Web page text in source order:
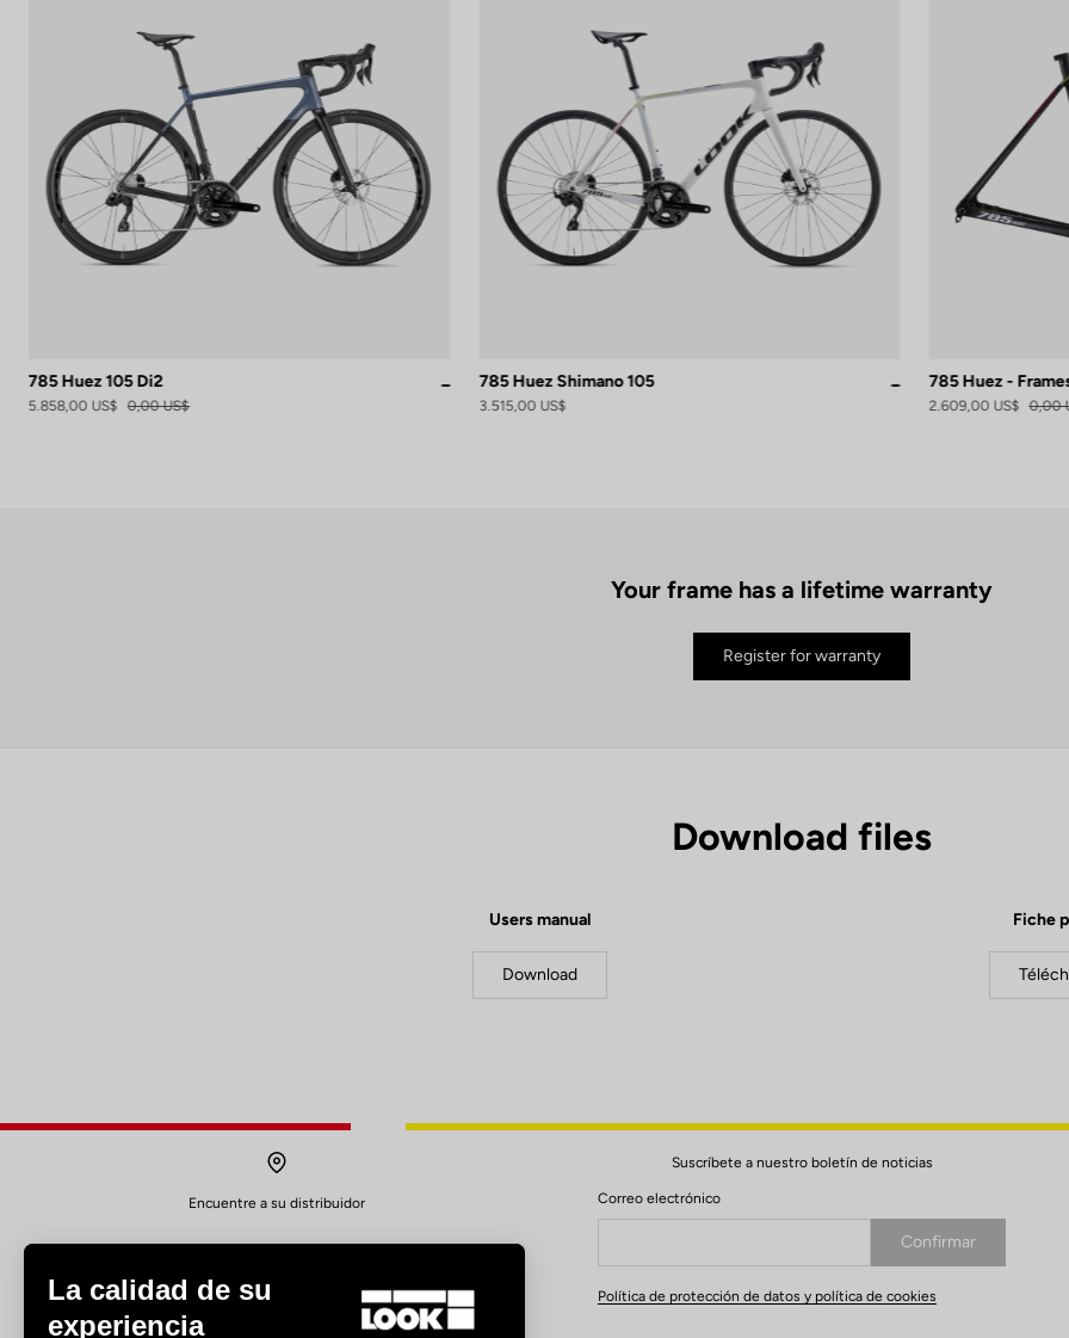
Black Glossy
White Glossy
785 Huez 105 Di2
5.858,00 US$ 0,00 US$ Grey Blue Satin
785 Huez Shimano 105
3.515,00 US$ White
785 Huez -
2.609,00 US$ 0,00
Your frame has a lifetime warranty
Register for warranty
Download files
Users manual
Download
Fiche
Encuentre a su distribuidor
Suscríbete a nuestro boletín de noticias
Correo electrónico
Confirmar
Su correo electrónico ha sido registrado
Política de protección de datos y política de cookies
La calidad de su
experiencia